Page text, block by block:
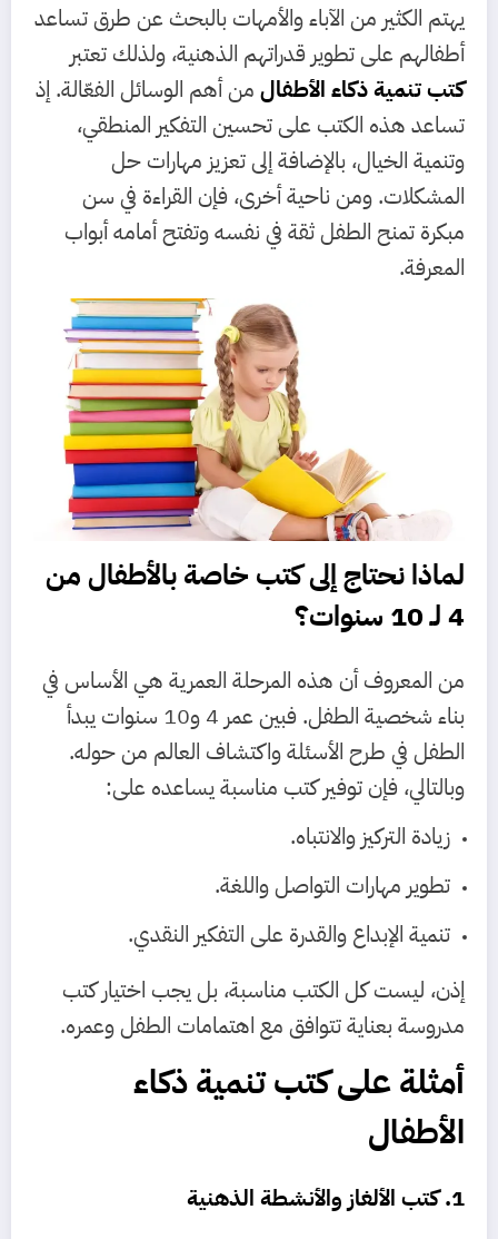
يهتم الكثير من الآباء والأمهات بالبحث عن طرق تساعد
أطفالهم على تطوير قدراتهم الذهنية، ولذلك تعتبر
كتب تنمية ذكاء الأطفال من أهم الوسائل الفعّالة. إذ
تساعد هذه الكتب على تحسين التفكير المنطقي،
وتنمية الخيال، بالإضافة إلى تعزيز مهارات حل
المشكلات. ومن ناحية أخرى، فإن القراءة في سن
مبكرة تمنح الطفل ثقة في نفسه وتفتح أمامه أبواب
المعرفة.
لماذا نحتاج إلى كتب خاصة بالأطفال من
4 لـ 10 سنوات؟
من المعروف أن هذه المرحلة العمرية هي الأساس في
بناء شخصية الطفل. فبين عمر 4 و10 سنوات يبدأ
الطفل في طرح الأسئلة واكتشاف العالم من حوله.
وبالتالي، فإن توفير كتب مناسبة يساعده على:
زيادة التركيز والانتباه.
تطوير مهارات التواصل واللغة.
تنمية الإبداع والقدرة على التفكير النقدي.
إذن، ليست كل الكتب مناسبة، بل يجب اختيار كتب
مدروسة بعناية تتوافق مع اهتمامات الطفل وعمره.
أمثلة على كتب تنمية ذكاء
الأطفال
1. كتب الألغاز والأنشطة الذهنية